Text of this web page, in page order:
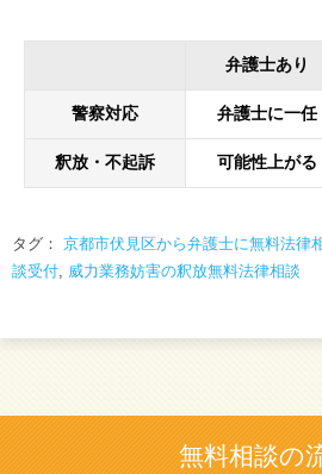
弁護士あり
警察対応 弁護士に一任
釈放・不起訴 可能性上がる
タグ： 京都市伏見区から弁護士に無料法律
談受付, 威力業務妨害の釈放無料法律相談
無料相談の